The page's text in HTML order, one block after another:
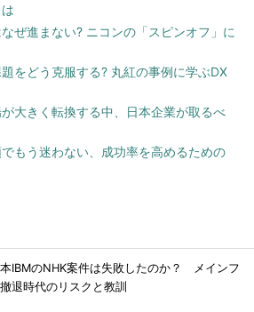
ぜ進まない? ニコンの「スピンオフ」に
をどう克服する? 丸紅の事例に学ぶDX
大きく転換する中、日本企業が取るべ
もう迷わない、成功率を高めるための
IBMのNHK案件は失敗したのか？ メインフ
退時代のリスクと教訓